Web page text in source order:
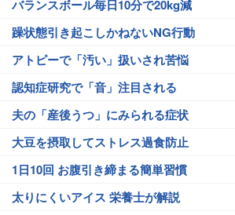
バランスボール毎日10分で20kg減
躁状態引き起こしかねないNG行動
アトピーで「汚い」扱いされ苦悩
認知症研究で「音」注目される
夫の「産後うつ」にみられる症状
大豆を摂取してストレス過食防止
1日10回 お腹引き締まる簡単習慣
太りにくいアイス 栄養士が解説